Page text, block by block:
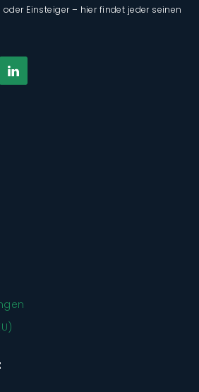
Einsteiger – hier findet jeder seinen